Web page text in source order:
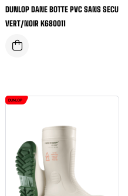
DUNLOP DANE BOTTE PVC SANS SECU
VERT/NOIR K680011
DUNLOP